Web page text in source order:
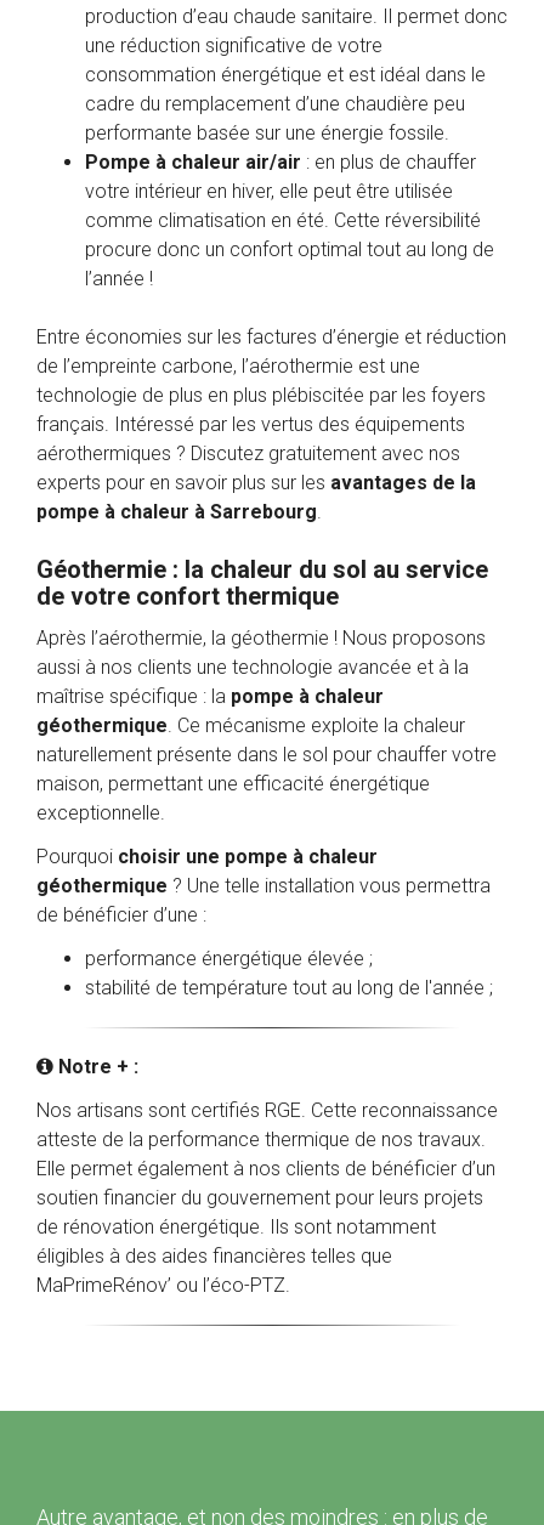
production d’eau chaude sanitaire. Il permet donc
une réduction significative de votre
consommation énergétique et est idéal dans le
cadre du remplacement d’une chaudière peu
performante basée sur une énergie fossile.
Pompe à chaleur air/air : en plus de chauffer
votre intérieur en hiver, elle peut être utilisée
comme climatisation en été. Cette réversibilité
procure donc un confort optimal tout au long de
l’année !
Entre économies sur les factures d’énergie et réduction
de l’empreinte carbone, l’aérothermie est une
technologie de plus en plus plébiscitée par les foyers
français. Intéressé par les vertus des équipements
aérothermiques ? Discutez gratuitement avec nos
experts pour en savoir plus sur les avantages de la
pompe à chaleur à Sarrebourg
Géothermie : la chaleur du sol au service
de votre confort thermique
Après l’aérothermie, la géothermie ! Nous proposons
aussi à nos clients une technologie avancée et à la
maîtrise spécifique : la pompe à chaleur
géothermique . Ce mécanisme exploite la chaleur
naturellement présente dans le sol pour chauffer votre
maison, permettant une efficacité énergétique
exceptionnelle.
Pourquoi choisir une pompe à chaleur
géothermique ? Une telle installation vous permettra
de bénéficier d’une :
performance énergétique élevée ;
stabilité de température tout au long de l'année ;
 Notre + :
Nos artisans sont certifiés RGE. Cette reconnaissance
atteste de la performance thermique de nos travaux.
Elle permet également à nos clients de bénéficier d’un
soutien financier du gouvernement pour leurs projets
de rénovation énergétique. Ils sont notamment
éligibles à des aides financières telles que
MaPrimeRénov’ ou l’éco-PTZ.
Autre avantage, et non des moindres : en plus de